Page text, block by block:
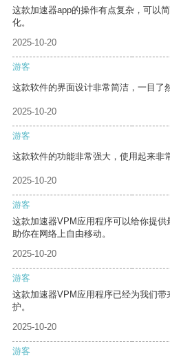
这款加速器app的操作有点复杂，可以
化。
2025-10-20
游客
这款软件的界面设计非常简洁，一目了
2025-10-20
游客
这款软件的功能非常强大，使用起来非
2025-10-20
游客
这款加速器VPM应用程序可以给你提
助你在网络上自由移动。
2025-10-20
游客
这款加速器VPM应用程序已经为我们
护。
2025-10-20
游客